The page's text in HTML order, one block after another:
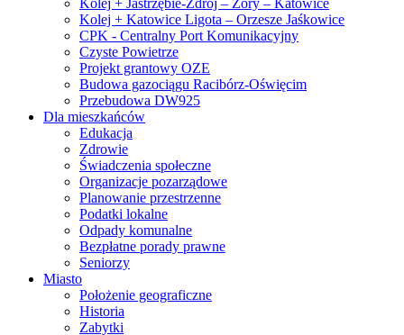
Kolej + Jastrzębie-Zdrój – Żory – Katowice
Kolej + Katowice Ligota – Orzesze Jaśkowice
CPK - Centralny Port Komunikacyjny
Czyste Powietrze
Projekt grantowy OZE
Budowa gazociągu Racibórz-Oświęcim
Przebudowa DW925
Dla mieszkańców
Edukacja
Zdrowie
Świadczenia społeczne
Organizacje pozarządowe
Planowanie przestrzenne
Podatki lokalne
Odpady komunalne
Bezpłatne porady prawne
Seniorzy
Miasto
Położenie geograficzne
Historia
Zabytki